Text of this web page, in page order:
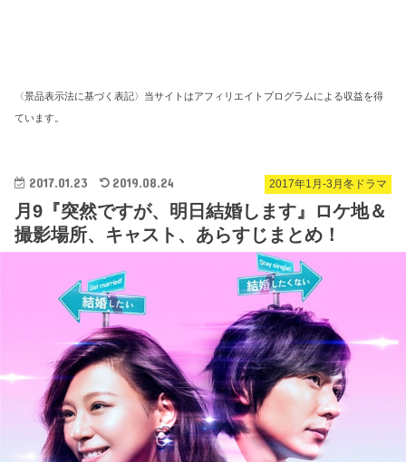
〈景品表示法に基づく表記〉当サイトはアフィリエイトプログラムによる収益を得
ています。
2017年1月-3月冬ドラマ
2017.01.23 2019.08.24
月9『突然ですが、明日結婚します』ロケ地＆
撮影場所、キャスト、あらすじまとめ！